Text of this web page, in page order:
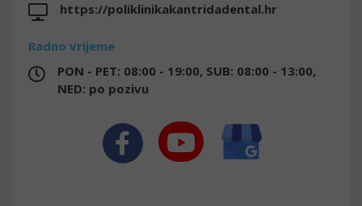
https://poliklinikakantridadental.hr
Radno vrijeme
PON - PET: 08:00 - 19:00, SUB: 08:00 - 13:00,
NED: po pozivu